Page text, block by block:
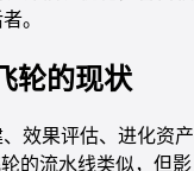
。
轮的现状
效果评估、进化资产
的流水线类似，但影